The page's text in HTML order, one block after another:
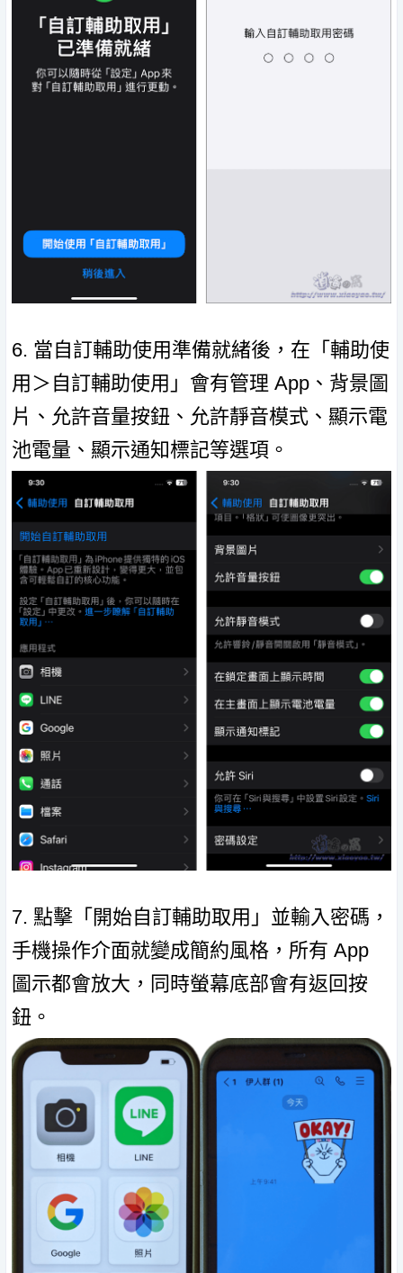
6. 當自訂輔助使用準備就緒後，在「輔助使
用＞自訂輔助使用」會有管理 App、背景圖
片、允許音量按鈕、允許靜音模式、顯示電
池電量、顯示通知標記等選項。
7. 點擊「開始自訂輔助取用」並輸入密碼，
手機操作介面就變成簡約風格，所有 App
圖示都會放大，同時螢幕底部會有返回按
鈕。